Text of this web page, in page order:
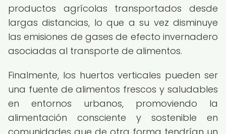
productos agrícolas transportados desde
largas distancias, lo que a su vez disminuye
las emisiones de gases de efecto invernadero
asociadas al transporte de alimentos.
Finalmente, los huertos verticales pueden ser
una fuente de alimentos frescos y saludables
en entornos urbanos, promoviendo la
alimentación consciente y sostenible en